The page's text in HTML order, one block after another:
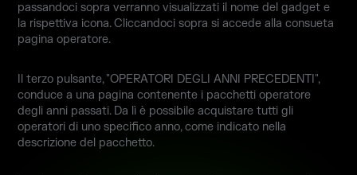
passandoci sopra verranno visualizzati il nome del gadget e
la rispettiva icona. Cliccandoci sopra si accede alla consueta
pagina operatore.
Il terzo pulsante, "OPERATORI DEGLI ANNI PRECEDENTI",
conduce a una pagina contenente i pacchetti operatore
degli anni passati. Da lì è possibile acquistare tutti gli
operatori di uno specifico anno, come indicato nella
descrizione del pacchetto.